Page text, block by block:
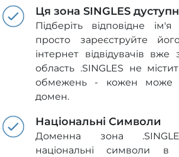
Ця зона SINGLES
Підберіть відповідне
просто зареєструйте
інтернет відвідувачів вже
область .SINGLES не
обмежень - кожен може
домен.
Національні Символи
Доменна зона
національні символи в